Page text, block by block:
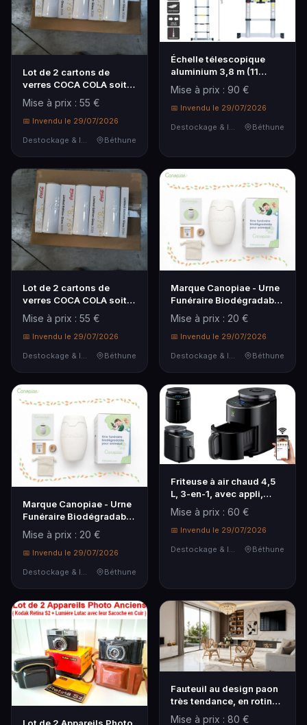
Lot de 2 cartons de
verres COCA COLA soit
60 verres
Mise à prix : 55 €
📅 Invendu le 29/07/2026
Béthune
Échelle télescopique
aluminium 3,8 m (11
marches), charge max
150 kg, multifonction.
Neuve, emballage
Mise à prix : 90 €
📅 Invendu le 29/07/2026
Destockage & Invendus
Béthune
Lot de 2 cartons de
verres COCA COLA soit
60 verres
Mise à prix : 55 €
📅 Invendu le 29/07/2026
Destockage & Invendus
Béthune
Marque Canopiae - Urne
Funéraire Biodégradable
pour Animaux avec
Graines d'Ancolie,
Devient Arbre ou Fleur,
Mise à prix : 20 €
📅 Invendu le 29/07/2026
Destockage & Invendus
Béthune
Marque Canopiae - Urne
Funéraire Biodégradable
pour Animaux avec
Graines de Pin Sylvestre,
Devient Arbre ou Fleur,
Mise à prix : 20 €
📅 Invendu le 29/07/2026
Béthune
Friteuse à air chaud 4,5
L, 3-en-1, avec appli,
écran tactile et
programmes
automatiques,
antiadhésifs la...
Mise à prix : 60 €
📅 Invendu le 29/07/2026
Destockage & Invendus
Béthune
Fauteuil au design paon
très tendance, en rotin
naturel, avec coussin
Mise à prix : 80 €